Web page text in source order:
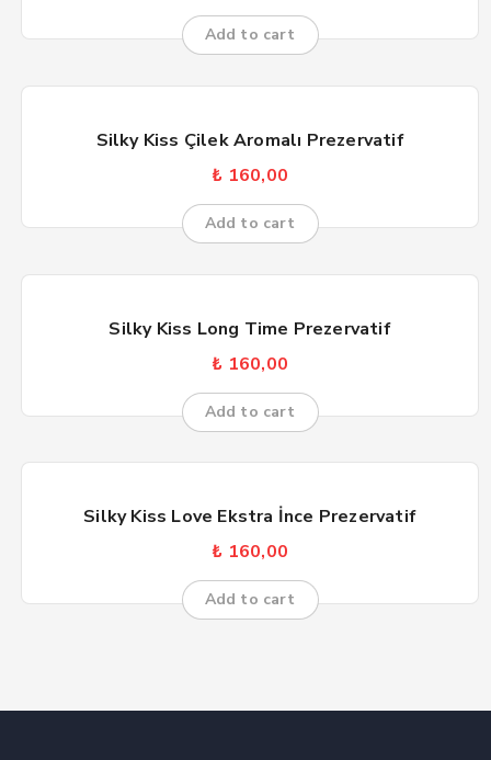
Add to cart
Silky Kiss Çilek Aromalı Prezervatif
₺ 160,00
Add to cart
Silky Kiss Long Time Prezervatif
₺ 160,00
Add to cart
Silky Kiss Love Ekstra İnce Prezervatif
₺ 160,00
Add to cart